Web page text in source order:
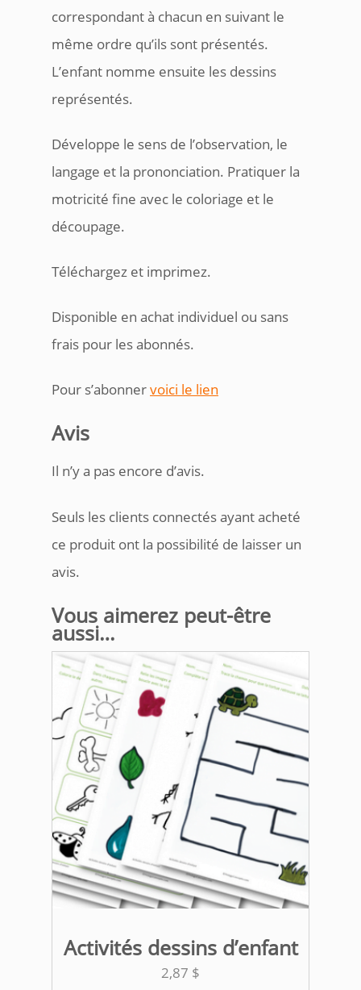
correspondant à chacun en suivant le
même ordre qu’ils sont présentés.
L’enfant nomme ensuite les dessins
représentés.
Développe le sens de l’observation, le
langage et la prononciation. Pratiquer la
motricité fine avec le coloriage et le
découpage.
Téléchargez et imprimez.
Disponible en achat individuel ou sans
frais pour les abonnés.
Pour s’abonnervoici le lien
Avis
Il n’y a pas encore d’avis.
Seuls les clients connectés ayant acheté
ce produit ont la possibilité de laisser un
avis.
Vous aimerez peut-être
aussi…
Activités dessins d’enfant
2,87 $